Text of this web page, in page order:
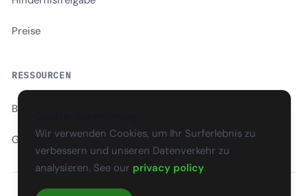
Preise
RESSOURCEN
Blog
GlossarWir verwenden Cookies, um Ihr Surferlebnis zu
verbessern und unseren Datenverkehr zu
analysieren. See our privacy policy.